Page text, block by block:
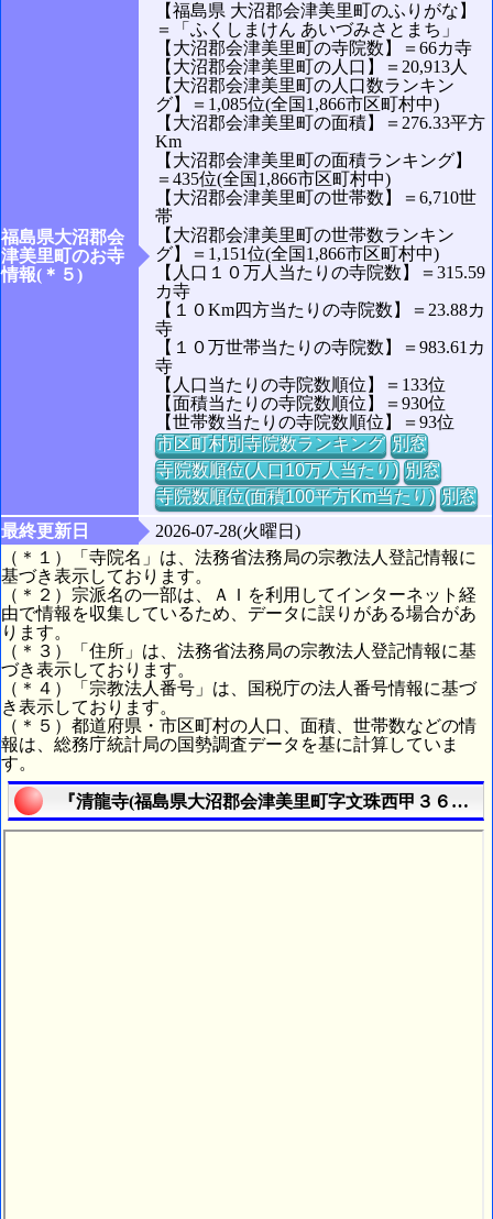
福島県大沼郡会
津美里町のお寺
情報(＊５)
【福島県 大沼郡会津美里町のふりがな】
＝「ふくしまけん あいづみさとまち」
【大沼郡会津美里町の寺院数】＝66カ寺
【大沼郡会津美里町の人口】＝20,913人
【大沼郡会津美里町の人口数ランキン
グ】＝1,085位(全国1,866市区町村中)
【大沼郡会津美里町の面積】＝276.33平方
Km
【大沼郡会津美里町の面積ランキング】
＝435位(全国1,866市区町村中)
【大沼郡会津美里町の世帯数】＝6,710世
帯
【大沼郡会津美里町の世帯数ランキン
グ】＝1,151位(全国1,866市区町村中)
【人口１０万人当たりの寺院数】＝315.59
カ寺
【１０Km四方当たりの寺院数】＝23.88カ
寺
【１０万世帯当たりの寺院数】＝983.61カ
寺
【人口当たりの寺院数順位】＝133位
【面積当たりの寺院数順位】＝930位
【世帯数当たりの寺院数順位】＝93位
市区町村別寺院数ランキング 別窓
寺院数順位(人口10万人当たり) 別窓
寺院数順位(面積100平方Km当たり) 別窓
最終更新日
2026-07-28(火曜日)
（＊１）「寺院名」は、法務省法務局の宗教法人登記情報に
基づき表示しております。
（＊２）宗派名の一部は、ＡＩを利用してインターネット経
由で情報を収集しているため、データに誤りがある場合があ
ります。
（＊３）「住所」は、法務省法務局の宗教法人登記情報に基
づき表示しております。
（＊４）「宗教法人番号」は、国税庁の法人番号情報に基づ
き表示しております。
（＊５）都道府県・市区町村の人口、面積、世帯数などの情
報は、総務庁統計局の国勢調査データを基に計算していま
す。
『清龍寺(福島県大沼郡会津美里町字文珠西甲３６１